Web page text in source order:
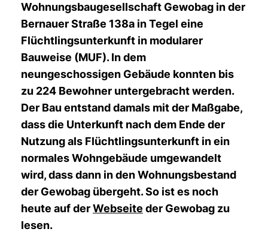
Wohnungsbaugesellschaft Gewobag in der
Bernauer Straße 138a in Tegel eine
Flüchtlingsunterkunft in modularer
Bauweise (MUF). In dem
neungeschossigen Gebäude konnten bis
zu 224 Bewohner untergebracht werden.
Der Bau entstand damals mit der Maßgabe,
dass die Unterkunft nach dem Ende der
Nutzung als Flüchtlingsunterkunft in ein
normales Wohngebäude umgewandelt
wird, dass dann in den Wohnungsbestand
der Gewobag übergeht. So ist es noch
heute auf derWebseite der Gewobag zu
lesen.